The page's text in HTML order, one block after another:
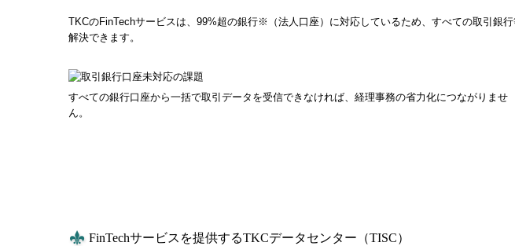
TKCのFinTechサービスは、99%超の銀行※（法人口座）に対応しているため、すべての取引銀
解決できます。
すべての銀行口座から一括で取引データを受信できなければ、経理事務の省力化につながりませ
ん。
FinTechサービスを提供するTKCデータセンター（TISC）